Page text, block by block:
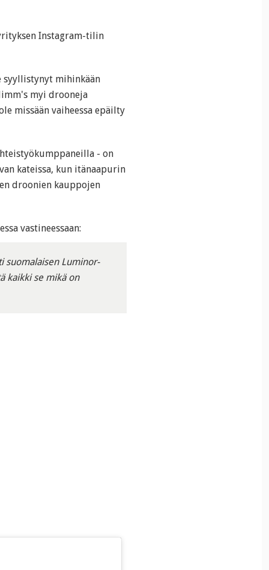
Instagram-tilin
syyllistynyt mihinkään
myi drooneja
missään vaiheessa epäilty
- on
kateissa, kun itänaapurin
droonien kauppojen
vastineessaan:
suomalaisen Luminor-
kaikki se mikä on